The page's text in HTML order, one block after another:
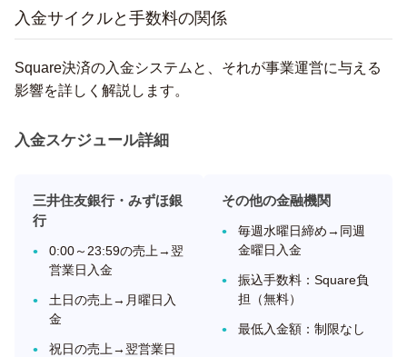
入金サイクルと手数料の関係
Square決済の入金システムと、それが事業運営に与える
影響を詳しく解説します。
入金スケジュール詳細
三井住友銀行・みずほ銀
行
0:00～23:59の売上→翌
営業日入金
土日の売上→月曜日入
金
祝日の売上→翌営業日
その他の金融機関
毎週水曜日締め→同週
金曜日入金
振込手数料：Square負
担（無料）
最低入金額：制限なし